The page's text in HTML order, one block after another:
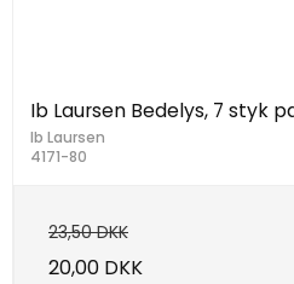
Ib Laursen Bedelys, 7 styk
Ib Laursen
4171-80
23,50 DKK
20,00 DKK